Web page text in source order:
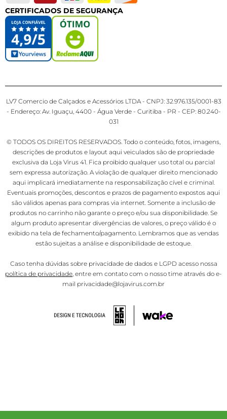
CERTIFICADOS DE SEGURANÇA
LV7 Comercio de Calçados e Acessórios LTDA - CNPJ: 32.976.135/0001-83
- Endereço: Av. Iguaçu, 4400 - Água Verde - Curitiba - PR - CEP: 80.240-
031
© TODOS OS DIREITOS RESERVADOS. Todo o conteúdo, fotos, imagens,
descrições de produtos e layout aqui veiculados são de propriedade
exclusiva da Loja Virus 41. Fica proibido qualquer uso total ou parcial
sem expressa autorização. A violação de qualquer direito mencionado
aqui implicará imediatamente na responsabilização cível e criminal.
Eventuais promoções, descontos e prazos de pagamento expostos aqui
são válidos apenas para compras via internet. Somente a inclusão de
produtos no carrinho não garante o preço e/ou sua disponibilidade. Se
algum produto apresentar divergências de valores, o preço válido é o
exibido na tela de fechamento/pagamento. Lembramos que as vendas
estão sujeitas a análise e disponibilidade de estoque.
Caso tenha dúvidas sobre privacidade de dados e LGPD acesso nossa
política de privacidade, entre em contato com o nosso time através do e-
mail privacidade@lojavirus.com.br